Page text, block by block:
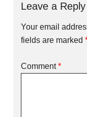
Leave a Reply
Your email
fields are marked
Comment*